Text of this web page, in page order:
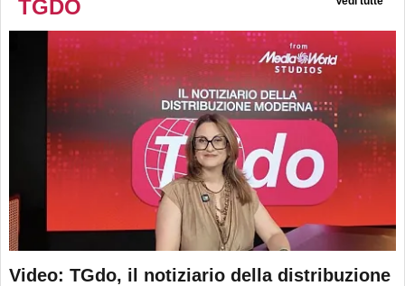
TGDO
Video: TGdo, il notiziario della distribuzione